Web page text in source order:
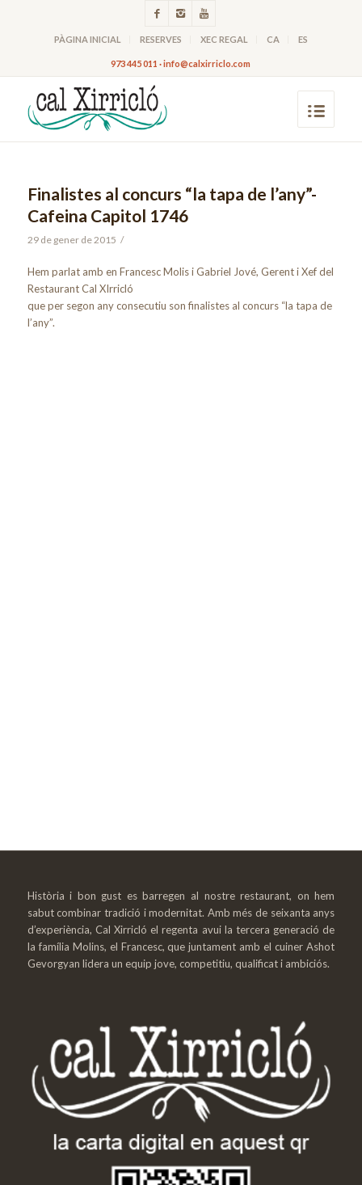
PÀGINA INICIAL RESERVES XEC REGAL CA ES
973 445 011 · info@calxirriclo.com
Finalistes al concurs “la tapa de l’any”-
Cafeina Capitol 1746
29 de gener de 2015 /
Hem parlat amb en Francesc Molis i Gabriel Jové, Gerent i Xef del
Restaurant Cal XIrricló
que per segon any consecutiu son finalistes al concurs “la tapa de
l’any”.
Història i bon gust es barregen al nostre restaurant, on hem
sabut combinar tradició i modernitat. Amb més de seixanta anys
d’experiència, Cal Xirricló el regenta avui la tercera generació de
la família Molins, el Francesc, que juntament amb el cuiner Ashot
Gevorgyan lidera un equip jove, competitiu, qualificat i ambiciós.